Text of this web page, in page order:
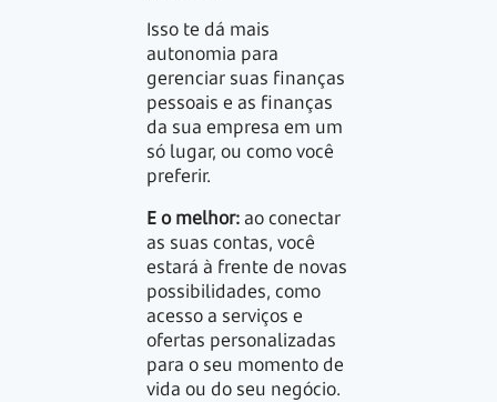
Isso te dá mais
autonomia para
gerenciar suas finanças
pessoais e as finanças
da sua empresa em um
só lugar, ou como você
preferir.
E o melhor:ao conectar
as suas contas, você
estará à frente de novas
possibilidades, como
acesso a serviços e
ofertas personalizadas
para o seu momento de
vida ou do seu negócio.